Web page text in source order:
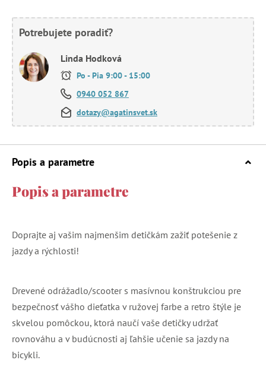
Potrebujete poradiť?
Linda Hodková
Po - Pia 9:00 - 15:00
0940 052 867
dotazy@agatinsvet.sk
Popis a parametre
Popis a parametre
Doprajte aj vašim najmenšim detičkám zažiť potešenie z
jazdy a rýchlosti!
Drevené odrážadlo/scooter s masívnou konštrukciou pre
bezpečnosť vášho dieťatka v ružovej farbe a retro štýle je
skvelou pomôckou, ktorá naučí vaše detičky udržať
rovnováhu a v budúcnosti aj ľahšie učenie sa jazdy na
bicykli.